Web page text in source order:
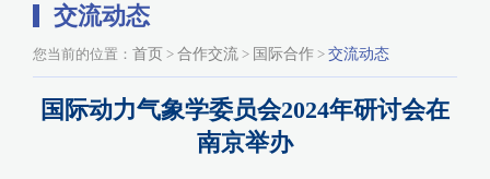
交流动态
您当前的位置： 首页 > 合作交流 > 国际合作 > 交流动态
国际动力气象学委员会2024年研讨会在
南京举办